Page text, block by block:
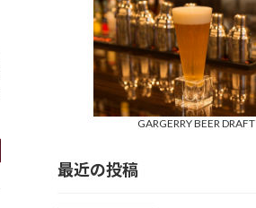
GARGERRY BEER DRAFT
最近の投稿